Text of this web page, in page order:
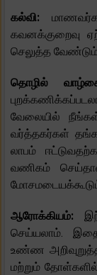
கல்வி:
கவனக்குறைவு
செலுத்த
தொழில்
வேலையில்
வர்த்தகர்கள்
லாபம்
வணிகம்
ஆரோக்கியம்:
செய்யலாம்.
உண்ண
மற்றும்